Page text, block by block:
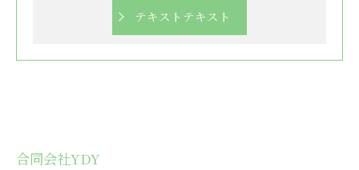
テキストテキスト
合同会社YDY